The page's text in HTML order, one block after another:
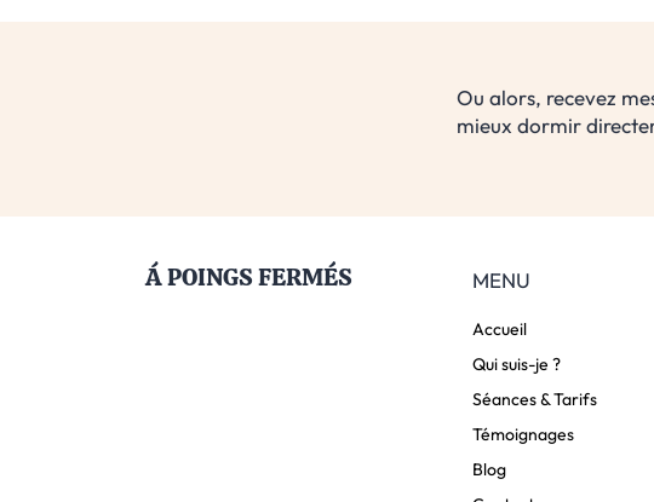
Ou alors, recevez
mieux dormir
Á POINGS FERMÉS MENU
Accueil
Qui suis-je ?
Séances & Tarifs
Témoignages
Blog